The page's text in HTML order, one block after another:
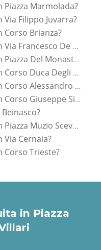
Marmolada?
Filippo Juvarra?
Brianza?
Vendere o Affittare in Via Francesco De Sanctis?
Vendere o Affittare in Piazza Del Monastero?
Vendere o Affittare in Corso Duca Degli Abruzzi?
Vendere o Affittare in Corso Alessandro Tassoni?
Vendere o Affittare in Corso Giuseppe Siccardi?
Vendere o Affittare in Piazza Muzio Scevola?
Cernaia?
Corso Trieste?
in Piazza